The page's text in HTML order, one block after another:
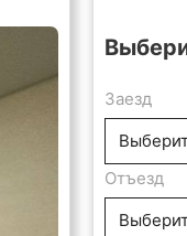
Заезд
Отъезд